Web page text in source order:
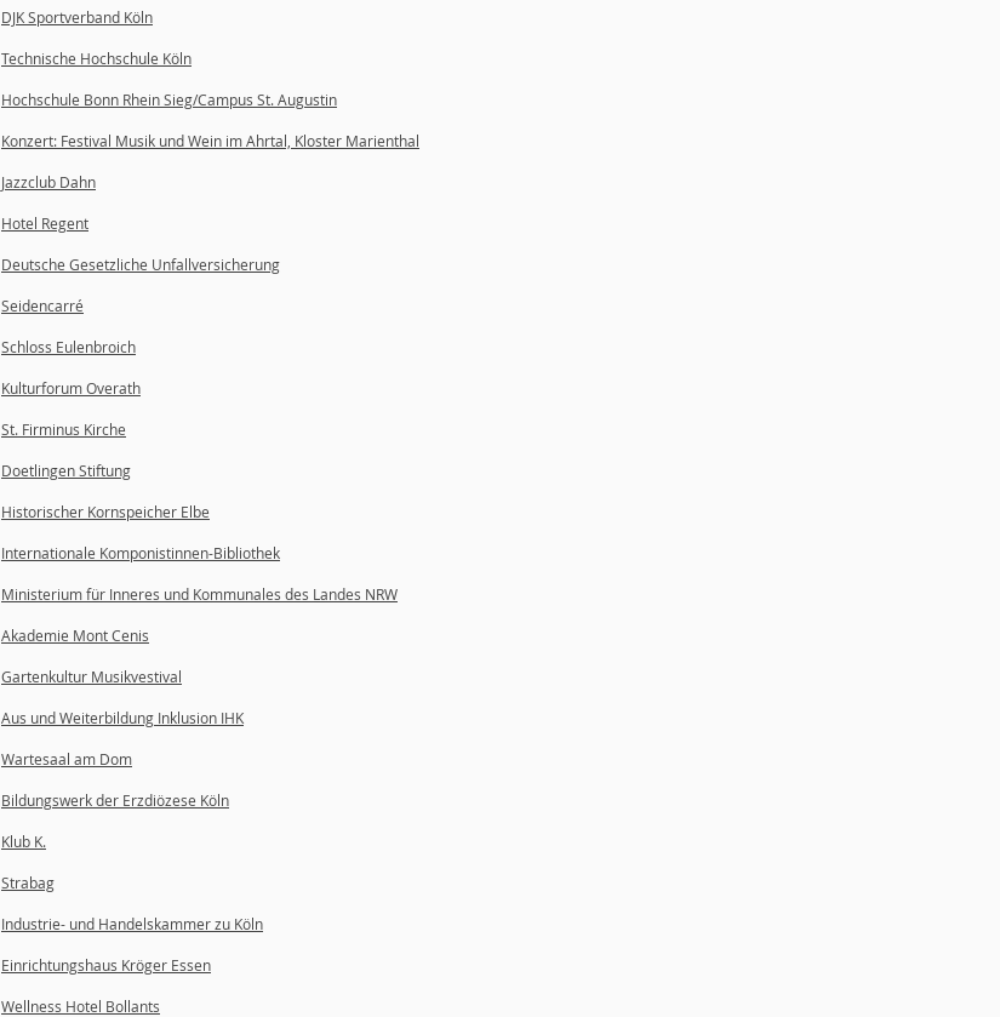
DJK Sportverband Köln
Technische Hochschule Köln
Hochschule Bonn Rhein Sieg/Campus St. Augustin
Konzert: Festival Musik und Wein im Ahrtal, Kloster Marienthal
Jazzclub Dahn
Hotel Regent
Deutsche Gesetzliche Unfallversicherung
Seidencarré
Schloss Eulenbroich
Kulturforum Overath
St. Firminus Kirche
Doetlingen Stiftung
Historischer Kornspeicher Elbe
Internationale Komponistinnen-Bibliothek
Ministerium für Inneres und Kommunales des Landes NRW
Akademie Mont Cenis
Gartenkultur Musikvestival
Aus und Weiterbildung Inklusion IHK
Wartesaal am Dom
Bildungswerk der Erzdiözese Köln
Klub K.
Strabag
Industrie- und Handelskammer zu Köln
Einrichtungshaus Kröger Essen
Wellness Hotel Bollants